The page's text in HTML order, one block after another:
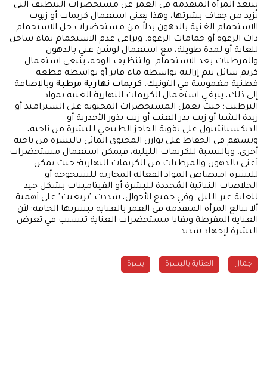
تبتعد المرأة المتقدمة في العمر عن مستحضرات التنظيف التي
تُزيد من جفاف بشرتها، وهذا يعني استعمال كريمات أو زيوت
الاستحمام الغنية بالدهون بدلاً من مستحضرات جل الاستحمام
ذات الرغوة أو حمامات الرغوة. ويراعى عدم الاستحمام بماء ساخن
للغاية أو لمدة طويلة، مع استعمال لوشن غني بالدهون
والمرطبات بعد الاستحمام. ولتنظيف الوجه، ينبغي استعمال
كريم سائل يتم إزالته بواسطة ماء فاتر أو بواسطة قطعة
قطنية مغموسة في التونيك. كريمات نهارية مرطبة وبالإضافة
إلى ذلك، ينبغي استعمال الكريمات النهارية الغنية بمواد
الترطيب؛ حيث تعمل المستحضرات المحتوية على السيراميد أو
زبدة الشيا أو زيت بذر العنب أو زيت بذور الأخدرية أو
الديكسبانثينول على تقوية الحاجز الطبيعي للبشرة من ناحية،
وتسهم في الحفاظ على توازن المحتوى المائي بالبشرة من ناحية
أخرى. وبالنسبة للكريمات الليلية، فيمكن استعمال مستحضرات
أغنى بالدهون والمرطبات من الكريمات النهارية؛ حيث يمكن
للبشرة امتصاص المواد الفعالة المحاربة للشيخوخة أو
الخلاصات النباتية المُجددة للبشرة أو الفيتامينات بشكل جيد
للغاية عبر الليل. وفي جميع الأحوال، شددت "بريغيت" على أهمية
ألا تبالغ المرأة المتقدمة في العمر بالعناية ببشرتها الجافة؛ لأن
العناية المفرطة وبقايا مستحضرات العناية تتسبب في تعرض
البشرة لإجهاد شديد.
جمال العناية بالبشرة بشرة